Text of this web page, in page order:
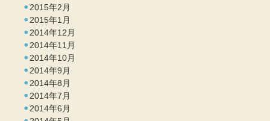
2015年2月
2015年1月
2014年12月
2014年11月
2014年10月
2014年9月
2014年8月
2014年7月
2014年6月